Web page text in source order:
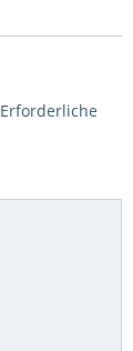
Erforderliche